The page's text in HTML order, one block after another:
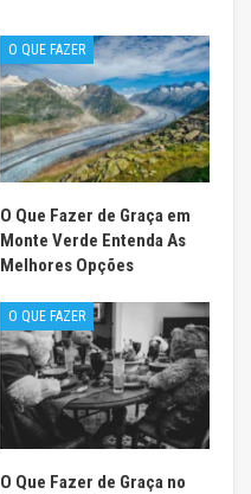
O QUE FAZER
O Que Fazer de Graça em
Monte Verde Entenda As
Melhores Opções
O QUE FAZER
O Que Fazer de Graça no